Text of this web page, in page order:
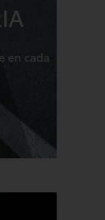
en cada